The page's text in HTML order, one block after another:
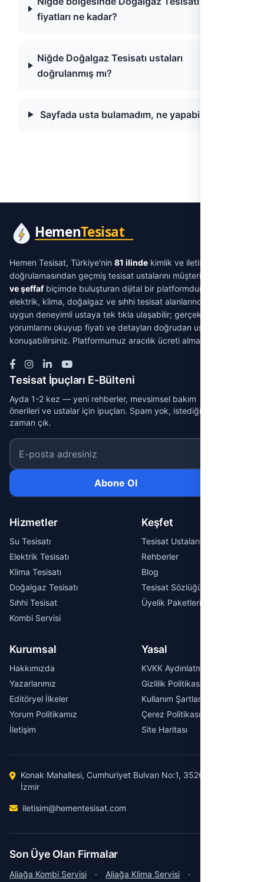
fiyatları ne kadar?
Niğde Doğalgaz Tesisatı ustaları
doğrulanmış mı?
Sayfada usta bulamadım, ne yapabilirim?
Hemen Tesisat, Türkiye'nin 81 ilinde kimlik ve iletişim
doğrulamasından geçmiş tesisat ustalarını müşterilerle
ve şeffafbiçimde buluşturan dijital bir platformdur. Su tesisatı,
elektrik, klima, doğalgaz ve sıhhi tesisat alanlarında ihtiyacınıza
uygun deneyimli ustaya tek tıkla ulaşabilir; gerçek müşteri
yorumlarını okuyup fiyatı ve detayları doğrudan ustayla
konuşabilirsiniz. Platformumuz aracılık ücreti almaz.
Tesisat İpuçları E-Bülteni
Ayda 1-2 kez — yeni rehberler, mevsimsel bakım
önerileri ve ustalar için ipuçları. Spam yok, istediğin
zaman çık.
E-posta adresiniz
Abone Ol
Hizmetler
Su Tesisatı
Elektrik Tesisatı
Klima Tesisatı
Doğalgaz Tesisatı
Sıhhi Tesisat
Kombi Servisi
Keşfet
Tesisat Ustaları
Rehberler
Blog
Tesisat Sözlüğü
Üyelik Paketleri
Kurumsal
Hakkımızda
Yazarlarımız
Editöryel İlkeler
Yorum Politikamız
İletişim
Yasal
KVKK Aydınlatma Metni
Gizlilik Politikası
Kullanım Şartları
Çerez Politikası
Site Haritası
Konak Mahallesi, Cumhuriyet Bulvarı No:1, 35260 Konak /
İzmir
iletisim@hementesisat.com
Son Üye Olan Firmalar
Aliağa Kombi Servisi · Aliağa Klima Servisi ·